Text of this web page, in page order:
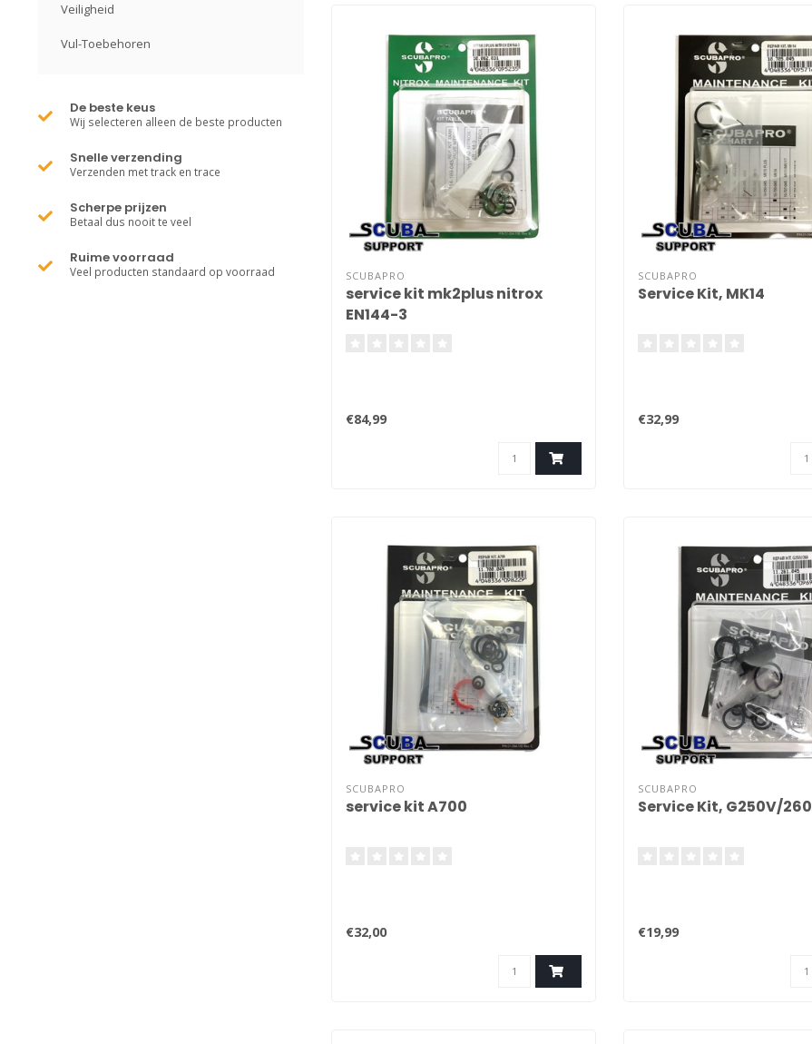
Veiligheid
Vul-Toebehoren
De beste keus
Wij selecteren alleen de beste producten
Snelle verzending
Verzenden met track en trace
Scherpe prijzen
Betaal dus nooit te veel
Ruime voorraad
Veel producten standaard op voorraad SCUBAPRO
service kit mk2plus nitrox
EN144-3
€84,99
SCUBAPRO
Service Kit, MK14
€32,99
SCUBAPRO
service kit A700
€32,00
SCUBAPRO
Service Kit, G250V/260
€19,99